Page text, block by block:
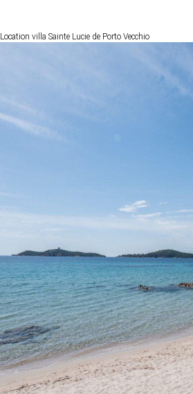
Location villa Sainte Lucie de Porto Vecchio